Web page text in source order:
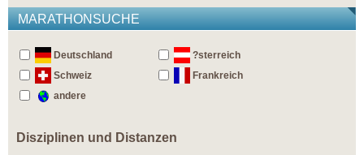
MARATHONSUCHE
Deutschland
?sterreich
Schweiz
Frankreich
andere
Disziplinen und Distanzen